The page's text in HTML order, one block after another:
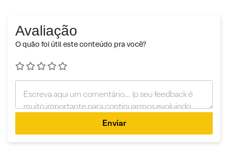
Avaliação
O quão foi útil este conteúdo pra você?
Enviar